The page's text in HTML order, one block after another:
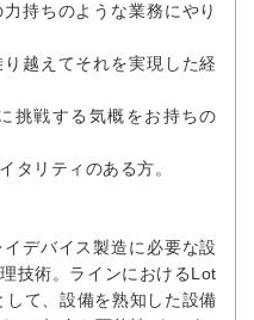
持ちのような業務にやり
越えてそれを実現した経
挑戦する気概をお持ちの
タリティのある方。
デバイス製造に必要な設
技術。ラインにおけるLot
て、設備を熟知した設備